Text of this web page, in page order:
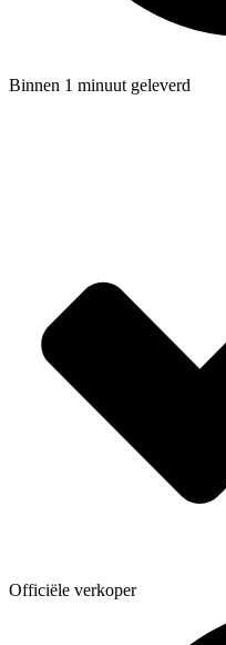
Binnen 1 minuut geleverd
Officiële verkoper